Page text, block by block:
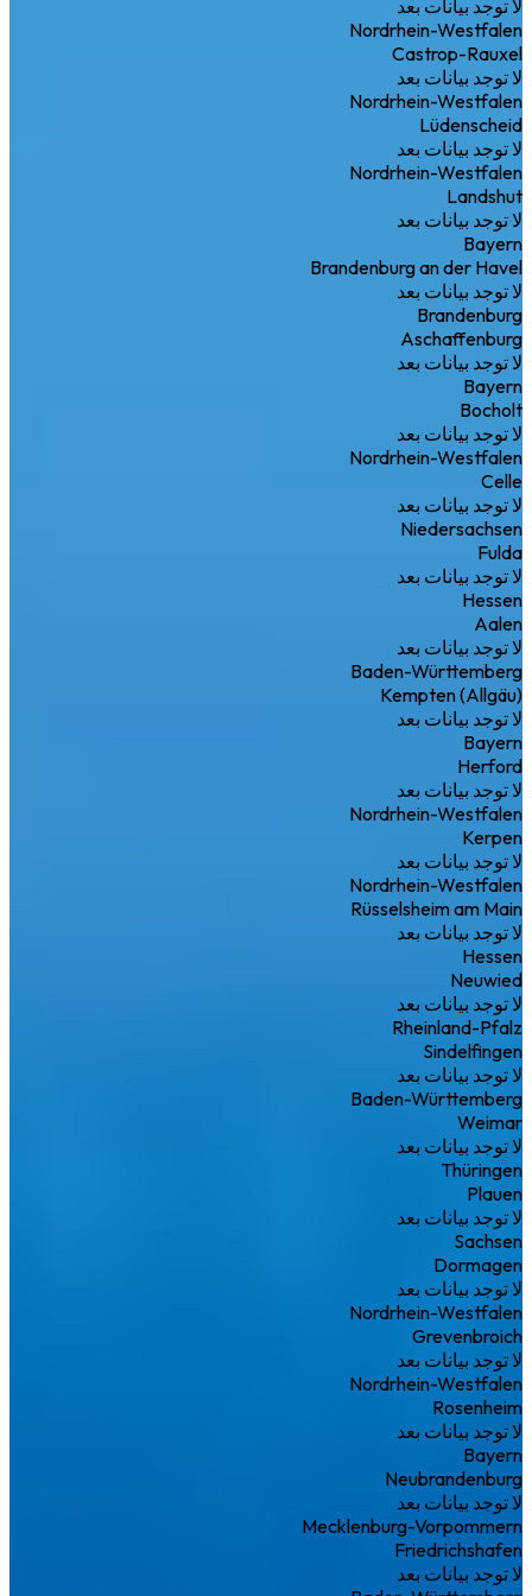
لا توجد بيانات بعد
Nordrhein-Westfalen
Castrop-Rauxel
لا توجد بيانات بعد
Nordrhein-Westfalen
Lüdenscheid
لا توجد بيانات بعد
Nordrhein-Westfalen
Landshut
لا توجد بيانات بعد
Bayern
Brandenburg an der Havel
لا توجد بيانات بعد
Brandenburg
Aschaffenburg
لا توجد بيانات بعد
Bayern
Bocholt
لا توجد بيانات بعد
Nordrhein-Westfalen
Celle
لا توجد بيانات بعد
Niedersachsen
Fulda
لا توجد بيانات بعد
Hessen
Aalen
لا توجد بيانات بعد
Baden-Württemberg
Kempten (Allgäu)
لا توجد بيانات بعد
Bayern
Herford
لا توجد بيانات بعد
Nordrhein-Westfalen
Kerpen
لا توجد بيانات بعد
Nordrhein-Westfalen
Rüsselsheim am Main
لا توجد بيانات بعد
Hessen
Neuwied
لا توجد بيانات بعد
Rheinland-Pfalz
Sindelfingen
لا توجد بيانات بعد
Baden-Württemberg
Weimar
لا توجد بيانات بعد
Thüringen
Plauen
لا توجد بيانات بعد
Sachsen
Dormagen
لا توجد بيانات بعد
Nordrhein-Westfalen
Grevenbroich
لا توجد بيانات بعد
Nordrhein-Westfalen
Rosenheim
لا توجد بيانات بعد
Bayern
Neubrandenburg
لا توجد بيانات بعد
Mecklenburg-Vorpommern
Friedrichshafen
لا توجد بيانات بعد